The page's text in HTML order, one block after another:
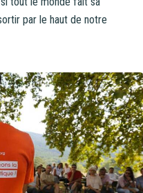
par le haut de notre